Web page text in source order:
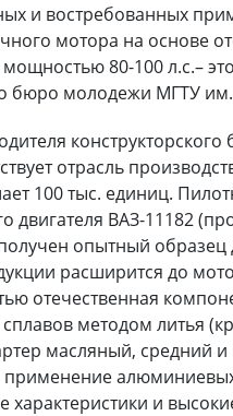
и востребованных
мотора на основе
80-100 л.с.–
бюро молодежи МГТУ
отрасль
100 тыс. единиц.
двигателя ВАЗ-11182
опытный
расширится до
отечественная
методом литья
масляный, средний
характеристики и